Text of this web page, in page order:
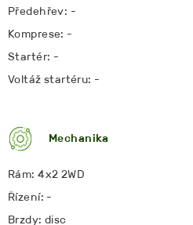
Předehřev: -
Komprese: -
Startér: -
Voltáž startéru: -
Mechanika
Rám: 4x2 2WD
Řízení: -
Brzdy: disc